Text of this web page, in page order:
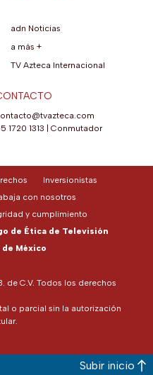
adn Noticias
a más +
TV Azteca Internacional
1720 1313 | Conmutador
de C.V. Todos los derechos
o parcial sin la autorización
Inversionistas
con nosotros
y cumplimiento
de Ética de Televisión
México
Subir inicio